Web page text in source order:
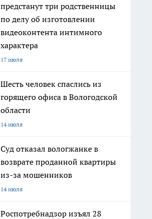
предстанут три родственницы
по делу об изготовлении
видеоконтента интимного
характера
17 июля
Шесть человек спаслись из
горящего офиса в Вологодской
области
14 июля
Суд отказал вологжанке в
возврате проданной квартиры
из-за мошенников
14 июля
Роспотребнадзор изъял 28